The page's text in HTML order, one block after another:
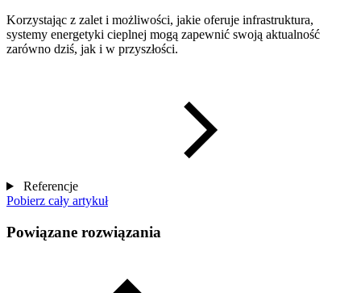
Korzystając z zalet i możliwości, jakie oferuje infrastruktura,
systemy energetyki cieplnej mogą zapewnić swoją aktualność
zarówno dziś, jak i w przyszłości.
Referencje
Pobierz cały artykuł
Powiązane rozwiązania